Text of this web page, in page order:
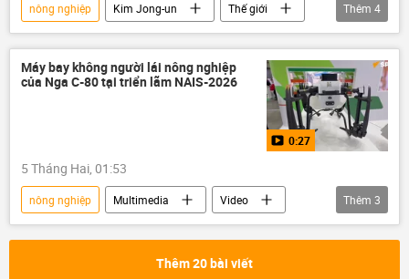
nông nghiệp Kim Jong-un
Thế giới
Chính trị
Bắc Triều Tiên
nông thôn
Kinh tế
Thêm 4
Máy bay không người lái nông nghiệp
của Nga C-80 tại triển lãm NAIS-2026
0:27
5 Tháng Hai, 01:53
nông nghiệp Multimedia
Video
Nga
Thế giới
Thêm 3
Thêm 20 bài viết